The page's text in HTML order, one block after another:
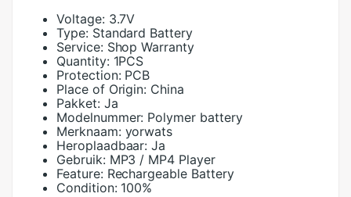
Voltage: 3.7V
Type: Standard Battery
Service: Shop Warranty
Quantity: 1PCS
Protection: PCB
Place of Origin: China
Pakket: Ja
Modelnummer: Polymer battery
Merknaam: yorwats
Heroplaadbaar: Ja
Gebruik: MP3 / MP4 Player
Feature: Rechargeable Battery
Condition: 100%